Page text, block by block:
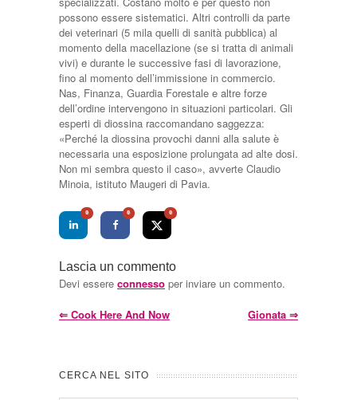
possono essere sistematici. Altri controlli da parte
dei veterinari (5 mila quelli di sanità pubblica) al
momento della macellazione (se si tratta di animali
vivi) e durante le successive fasi di lavorazione,
fino al momento dell’immissione in commercio.
Nas, Finanza, Guardia Forestale e altre forze
dell’ordine intervengono in situazioni particolari. Gli
esperti di diossina raccomandano saggezza:
«Perché la diossina provochi danni alla salute è
necessaria una esposizione prolungata ad alte dosi.
Non mi sembra questo il caso», avverte Claudio
Minoia, istituto Maugeri di Pavia.
0 0 0
Lascia un commento
Devi essere connesso per inviare un commento.
⇐ Cook Here And Now Gionata ⇒
CERCA NEL SITO